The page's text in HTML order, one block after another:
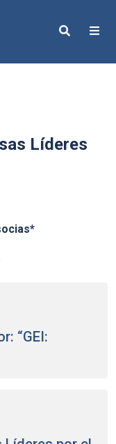
Search
Líderes
“GEI: